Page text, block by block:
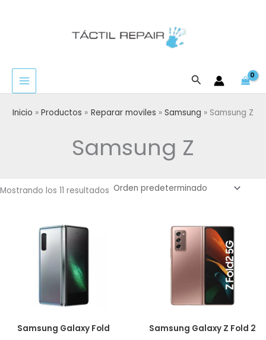
Buscar
Inicio Productos Reparar moviles Samsung Samsung Z
Samsung Z
Mostrando los 11 resultados
Samsung Galaxy Fold Samsung Galaxy Z Fold 2